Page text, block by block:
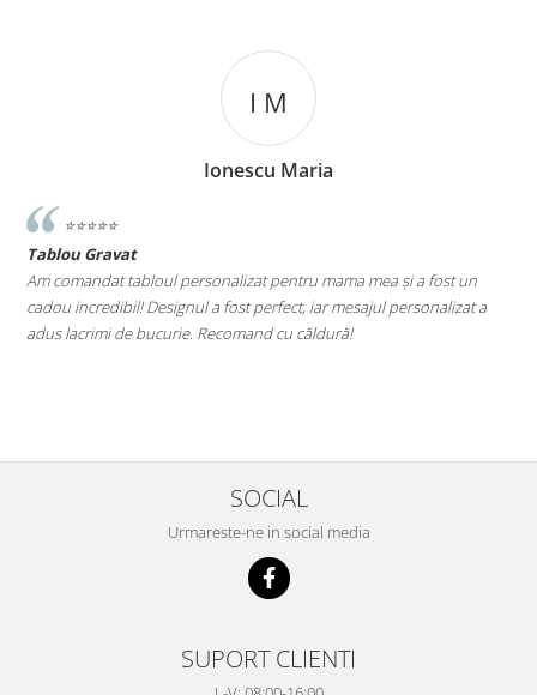
I M
Ionescu Maria
⭐️⭐️⭐️⭐️⭐️
Tablou Gravat
Am comandat tabloul personalizat pentru mama mea și a fost un
cadou incredibil! Designul a fost perfect, iar mesajul personalizat a
adus lacrimi de bucurie. Recomand cu căldură!
SOCIAL
Urmareste-ne in social media
SUPORT CLIENTI